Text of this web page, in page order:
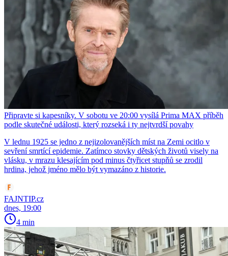
Připravte si kapesníky. V sobotu ve 20:00 vysílá Prima MAX příběh
podle skutečné události, který rozseká i ty nejtvrdší povahy
V lednu 1925 se jedno z nejizolovanějších míst na Zemi ocitlo v
sevření smrtící epidemie. Zatímco stovky dětských životů visely na
vlásku, v mrazu klesajícím pod minus čtyřicet stupňů se zrodil
hrdina, jehož jméno mělo být vymazáno z historie.
FAJNTIP.cz
dnes, 19:00
4 min